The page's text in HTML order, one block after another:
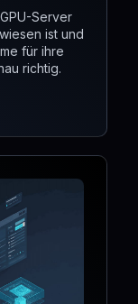
Server
ist und
für ihre
richtig.